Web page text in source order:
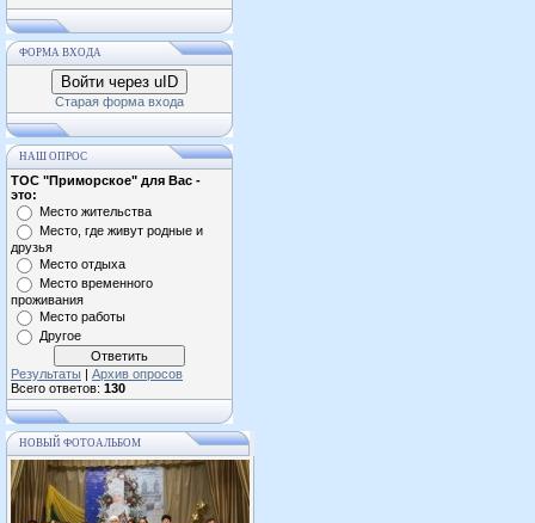
ФОРМА ВХОДА
Войти через uID
Старая форма входа
НАШ ОПРОС
ТОС "Приморское" для Вас -
это:
Место жительства
Место, где живут родные и
друзья
Место отдыха
Место временного
проживания
Место работы
Другое
Результаты | Архив опросов
Всего ответов: 130
НОВЫЙ ФОТОАЛЬБОМ